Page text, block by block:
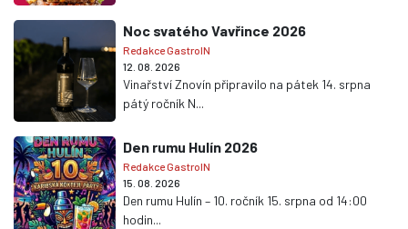
Noc svatého Vavřince 2026
Redakce GastroIN
12. 08. 2026
Vinařství Znovín připravilo na pátek 14. srpna
pátý ročník N...
Den rumu Hulín 2026
Redakce GastroIN
15. 08. 2026
Den rumu Hulín – 10. ročník 15. srpna od 14:00
hodin...